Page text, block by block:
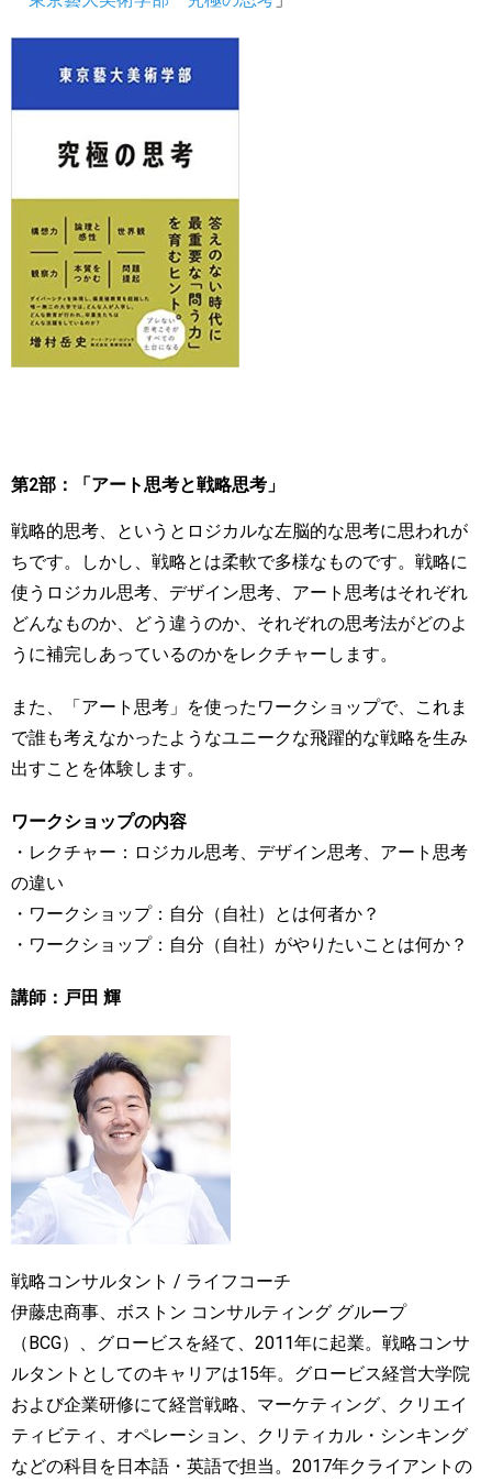
第2部：「アート思考と戦略思考」
戦略的思考、というとロジカルな左脳的な思考に思われが
ちです。しかし、戦略とは柔軟で多様なものです。戦略に
使うロジカル思考、デザイン思考、アート思考はそれぞれ
どんなものか、どう違うのか、それぞれの思考法がどのよ
うに補完しあっているのかをレクチャーします。
また、「アート思考」を使ったワークショップで、これま
で誰も考えなかったようなユニークな飛躍的な戦略を生み
出すことを体験します。
ワークショップの内容
・レクチャー：ロジカル思考、デザイン思考、アート思考
の違い
・ワークショップ：自分（自社）とは何者か？
・ワークショップ：自分（自社）がやりたいことは何か？
講師：戸田 輝
戦略コンサルタント / ライフコーチ
伊藤忠商事、ボストン コンサルティング グループ
（BCG）、グロービスを経て、2011年に起業。戦略コンサ
ルタントとしてのキャリアは15年。グロービス経営大学院
および企業研修にて経営戦略、マーケティング、クリエイ
ティビティ、オペレーション、クリティカル・シンキング
などの科目を日本語・英語で担当。2017年クライアントの